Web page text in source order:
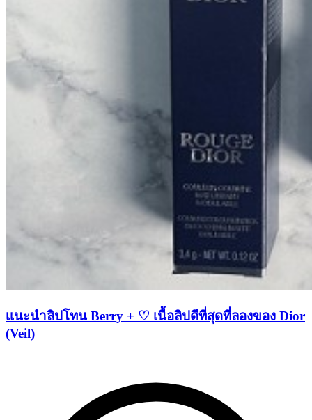
เเนะนำลิปโทน Berry + ♡ เนื้อลิปดีที่สุดที่ลองของ Dior
(Veil)